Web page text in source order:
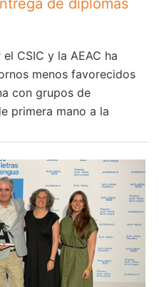
de diplomas
CSIC y la AEAC ha
menos favorecidos
con grupos de
primera mano a la